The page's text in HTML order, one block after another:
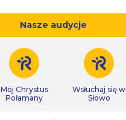
Nasze audycje
Mój Chrystus
Połamany
Wsłuchaj się w
Słowo